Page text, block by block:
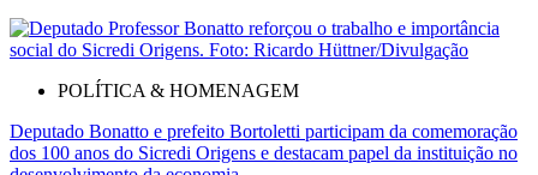
POLÍTICA & HOMENAGEM
Deputado Bonatto e prefeito Bortoletti participam da comemoração
dos 100 anos do Sicredi Origens e destacam papel da instituição no